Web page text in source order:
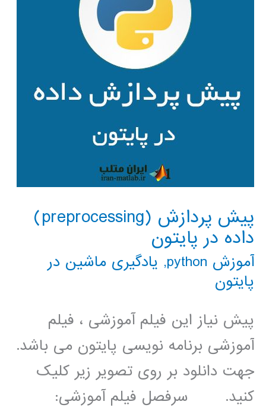
پیش پردازش (preprocessing)
داده در پایتون
آموزش python , یادگیری ماشین در
پایتون
پیش نیاز این فیلم آموزشی ، فیلم
آموزشی برنامه نویسی پایتون می باشد.
جهت دانلود بر روی تصویر زیر کلیک
کنید. سرفصل فیلم آموزشی: